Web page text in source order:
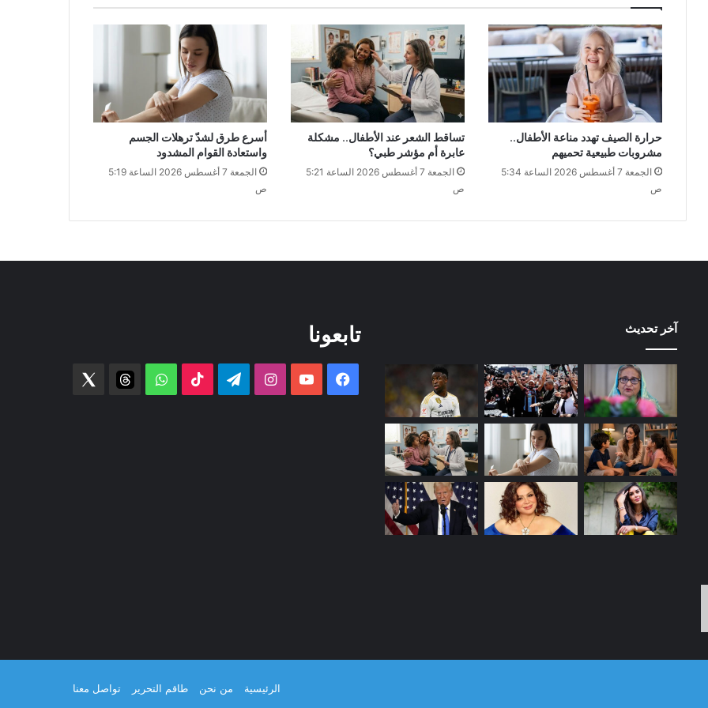
حرارة الصيف تهدد مناعة الأطفال..
مشروبات طبيعية تحميهم
الجمعة 7 أغسطس 2026 الساعة 5:34
ص
تساقط الشعر عند الأطفال.. مشكلة
عابرة أم مؤشر طبي؟
الجمعة 7 أغسطس 2026 الساعة 5:21
ص
أسرع طرق لشدّ ترهلات الجسم
واستعادة القوام المشدود
الجمعة 7 أغسطس 2026 الساعة 5:19
ص
آخر تحديث تابعونا
فيسبوك‫YouTubeانستقرامتيلقرام ‫TikTok واتساب threads
الرئيسية من نحن طاقم التحرير تواصل معنا